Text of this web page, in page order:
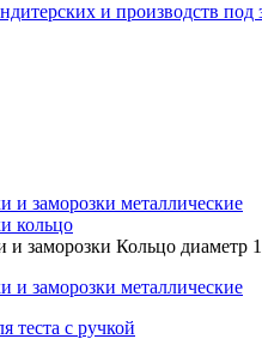
и производств под
заморозки металлические
кольцо
и заморозки Кольцо диаметр
заморозки металлические
теста с ручкой